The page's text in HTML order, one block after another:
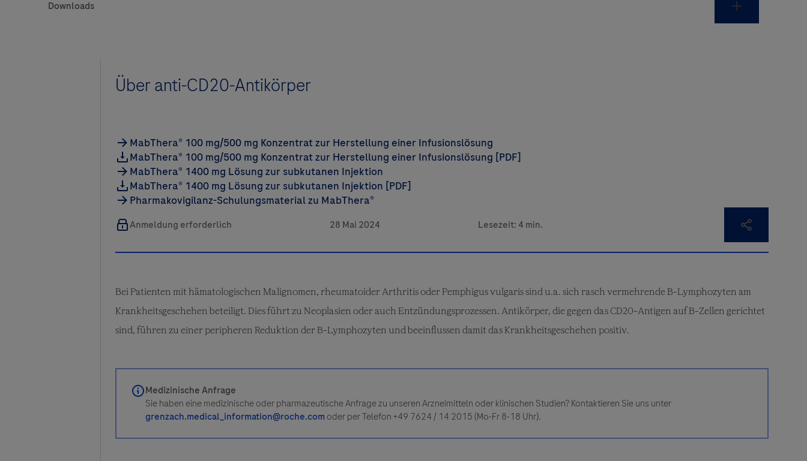
Über anti-CD20-Antikörper
MabThera® 100 mg/500 mg Konzentrat zur Herstellung einer Infusionslösung
MabThera® 100 mg/500 mg Konzentrat zur Herstellung einer Infusionslösung [PDF]
MabThera® 1400 mg Lösung zur subkutanen Injektion
MabThera® 1400 mg Lösung zur subkutanen Injektion [PDF]
Pharmakovigilanz-Schulungsmaterial zu MabThera®
Bei Patienten mit hämatologischen Malignomen, rheumatoider Arthritis oder Pemphigus vulgaris sind u.a. sich rasch vermehrende B-Lymphozyten am
Krankheitsgeschehen beteiligt. Dies führt zu Neoplasien oder auch Entzündungsprozessen. Antikörper, die gegen das CD20-Antigen auf B-Zellen gerichtet
sind, führen zu einer peripheren Reduktion der B-Lymphozyten und beeinflussen damit das Krankheitsgeschehen positiv.
Medizinische Anfrage
Sie haben eine medizinische oder pharmazeutische Anfrage zu unseren Arzneimitteln oder klinischen Studien? Kontaktieren Sie uns unter
grenzach.medical_information@roche.com oder per Telefon +49 7624 / 14 2015 (Mo-Fr 8-18 Uhr).